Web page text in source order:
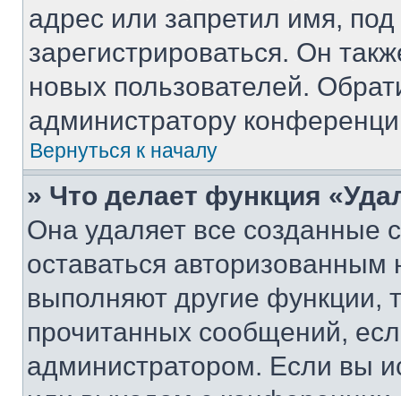
адрес или запретил имя,
зарегистрироваться. Он
новых пользователей.
администратору
Вернуться к началу
» Что делает функция
Она удаляет все созданные
оставаться
выполняют другие функции,
прочитанных сообщений,
администратором. Если вы